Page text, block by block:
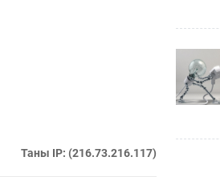
Таны IP: (216.73.216.117)